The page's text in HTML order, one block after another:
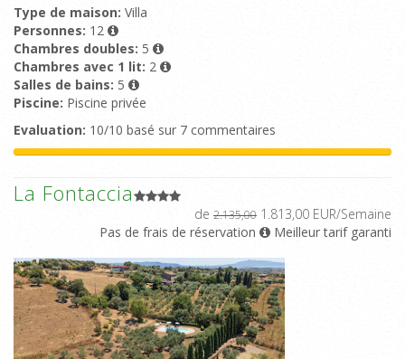
Type de maison: Villa
Personnes: 12
Chambres doubles: 5
Chambres avec 1 lit: 2
Salles de bains: 5
Piscine: Piscine privée
Evaluation: 10/10 basé sur 7 commentaires
La Fontaccia
de 2.135,00 1.813,00 EUR/Semaine
Pas de frais de réservation
Meilleur tarif garanti